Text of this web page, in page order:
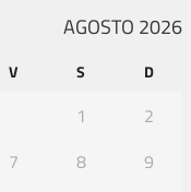
AGOSTO 2026
V S D
1
2
7 8
9